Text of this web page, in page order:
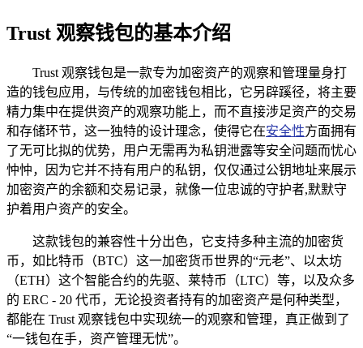
Trust 观察钱包的基本介绍
Trust 观察钱包是一款专为加密资产的观察和管理量身打
造的钱包应用，与传统的加密钱包相比，它另辟蹊径，将主要
精力集中在提供资产的观察功能上，而不直接涉足资产的交易
和存储环节，这一独特的设计理念，使得它在安全性方面拥有
了无可比拟的优势，用户无需再为私钥泄露等安全问题而忧心
忡忡，因为它并不持有用户的私钥，仅仅通过公钥地址来展示
加密资产的余额和交易记录，就像一位忠诚的守护者,默默守
护着用户资产的安全。
这款钱包的兼容性十分出色，它支持多种主流的加密货
币，如比特币（BTC）这一加密货币世界的“元老”、以太坊
（ETH）这个智能合约的先驱、莱特币（LTC）等，以及众多
的 ERC - 20 代币，无论投资者持有的加密资产是何种类型，
都能在 Trust 观察钱包中实现统一的观察和管理，真正做到了
“一钱包在手，资产管理无忧”。